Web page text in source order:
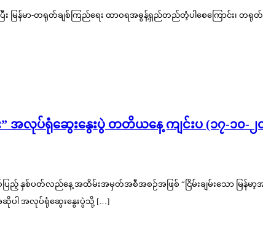
ြန်မာ-တရုတ်ချစ်ကြည်ရေး ထာဝရအဓွန့်ရှည်တည်တံ့ပါစေကြောင်း၊ တရု
” အလုပ်ရုံဆွေးနွေးပွဲ တတိယနေ့ ကျင်းပ (၁၇-၁၀-၂
ည့် နှစ်ပတ်လည်နေ့ အထိမ်းအမှတ်အစီအစဉ်အဖြစ် “ငြိမ်းချမ်းသော မြန်
အဆိုပါ အလုပ်ရုံဆွေးနွေးပွဲသို့ […]